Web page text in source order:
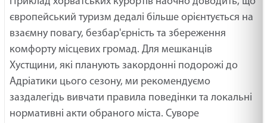
європейський туризм дедалі більше орієнтується на
взаємну повагу, безбар'єрність та збереження
комфорту місцевих громад. Для мешканців
Хустщини, які планують закордонні подорожі до
Адріатики цього сезону, ми рекомендуємо
заздалегідь вивчати правила поведінки та локальні
нормативні акти обраного міста. Суворе